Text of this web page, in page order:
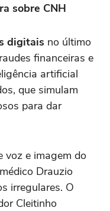
sobre CNH
digitais no último
financeiras e
artificial
que simulam
para dar
voz e imagem do
Drauzio
irregulares. O
Cleitinho